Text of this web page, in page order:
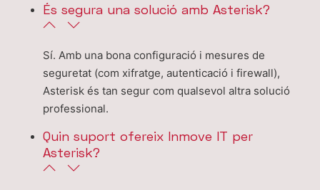
És segura una solució amb Asterisk?
Sí. Amb una bona configuració i mesures de
seguretat (com xifratge, autenticació i firewall),
Asterisk és tan segur com qualsevol altra solució
professional.
Quin suport ofereix Inmove IT per
Asterisk?